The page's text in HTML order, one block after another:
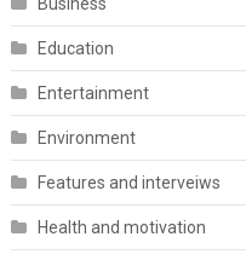
Education
Entertainment
Environment
Features and interveiws
Health and motivation